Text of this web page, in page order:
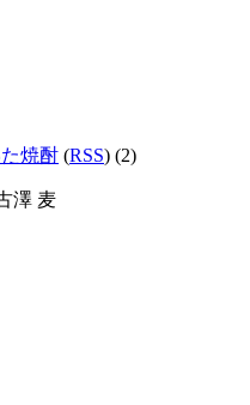
焼酎 (RSS) (2)
澤 麦